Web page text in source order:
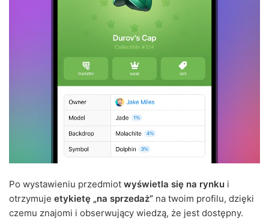
Po wystawieniu przedmiot wyświetla się na rynku i
otrzymuje etykietę „na sprzedaż” na twoim profilu, dzięki
czemu znajomi i obserwujący wiedzą, że jest dostępny.